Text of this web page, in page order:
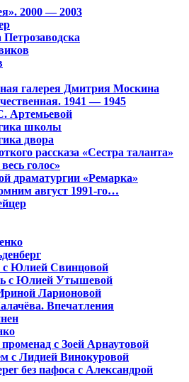
2000 — 2003
галерея Дмитрия Москина
1941 — 1945
Артемьевой
школы
двора
рассказа «Сестра таланта»
голос»
драматургии «Ремарка»
август 1991-го…
с Юлией Свинцовой
с Юлией Утышевой
Ларионовой
Впечатления
с Зоей Арнаутовой
с Лидией Винокуровой
без пафоса с Александрой